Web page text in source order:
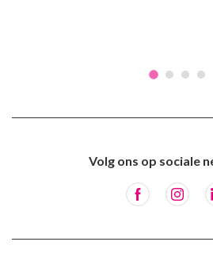
Volg ons op sociale